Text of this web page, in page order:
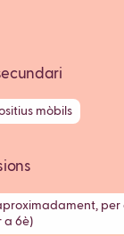
mòbils
a 6è)